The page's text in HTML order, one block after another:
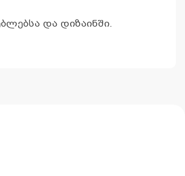
და დიზაინში.